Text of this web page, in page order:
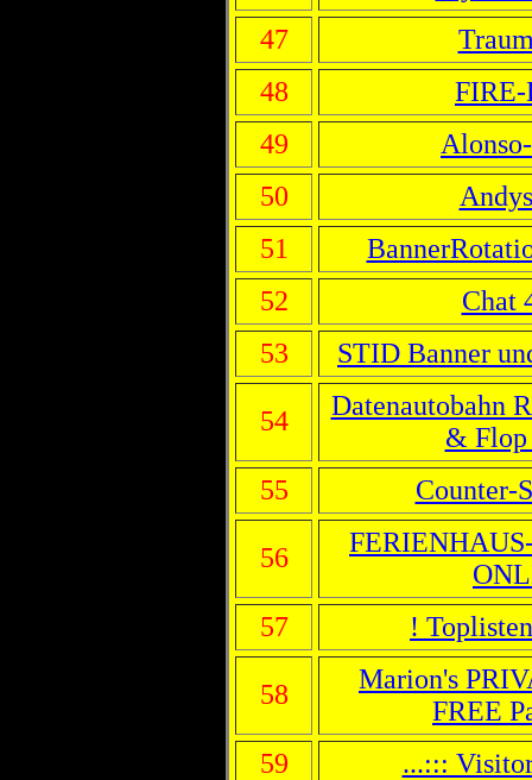
47
48
FIRE-
49
50
51
52
Chat
53
STID Banner
54
Datenautobahn
&
55
Counter-
56
57
!
58
Marion's
FREE
59
...:::